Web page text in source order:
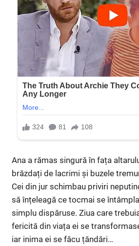
Ana a rămas singură în fața
brăzdați de lacrimi și buzele
Cei din jur schimbau priviri
să înțeleagă ce tocmai se
simplu dispăruse. Ziua care
fericită din viața ei se
iar inima ei se făcu țăndări…